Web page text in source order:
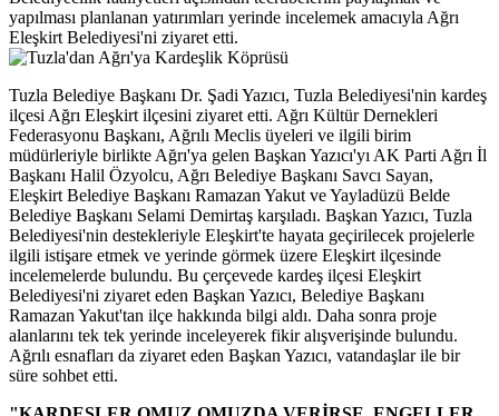
yapılması planlanan yatırımları yerinde incelemek amacıyla Ağrı
Eleşkirt Belediyesi'ni ziyaret etti.
Tuzla Belediye Başkanı Dr. Şadi Yazıcı, Tuzla Belediyesi'nin kardeş
ilçesi Ağrı Eleşkirt ilçesini ziyaret etti. Ağrı Kültür Dernekleri
Federasyonu Başkanı, Ağrılı Meclis üyeleri ve ilgili birim
müdürleriyle birlikte Ağrı'ya gelen Başkan Yazıcı'yı AK Parti Ağrı İl
Başkanı Halil Özyolcu, Ağrı Belediye Başkanı Savcı Sayan,
Eleşkirt Belediye Başkanı Ramazan Yakut ve Yayladüzü Belde
Belediye Başkanı Selami Demirtaş karşıladı. Başkan Yazıcı, Tuzla
Belediyesi'nin destekleriyle Eleşkirt'te hayata geçirilecek projelerle
ilgili istişare etmek ve yerinde görmek üzere Eleşkirt ilçesinde
incelemelerde bulundu. Bu çerçevede kardeş ilçesi Eleşkirt
Belediyesi'ni ziyaret eden Başkan Yazıcı, Belediye Başkanı
Ramazan Yakut'tan ilçe hakkında bilgi aldı. Daha sonra proje
alanlarını tek tek yerinde inceleyerek fikir alışverişinde bulundu.
Ağrılı esnafları da ziyaret eden Başkan Yazıcı, vatandaşlar ile bir
süre sohbet etti.